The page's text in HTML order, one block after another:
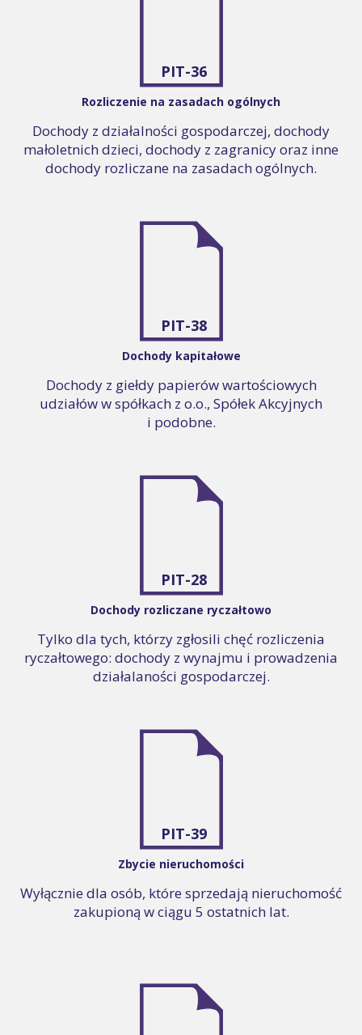
PIT-36
Rozliczenie na zasadach ogólnych
Dochody z działalności gospodarczej, dochody
małoletnich dzieci, dochody z zagranicy oraz inne
dochody rozliczane na zasadach ogólnych.
PIT-38
Dochody kapitałowe
Dochody z giełdy papierów wartościowych
udziałów w spółkach z o.o., Spółek Akcyjnych
i podobne.
PIT-28
Dochody rozliczane ryczałtowo
Tylko dla tych, którzy zgłosili chęć rozliczenia
ryczałtowego: dochody z wynajmu i prowadzenia
działalaności gospodarczej.
PIT-39
Zbycie nieruchomości
Wyłącznie dla osób, które sprzedają nieruchomość
zakupioną w ciągu 5 ostatnich lat.